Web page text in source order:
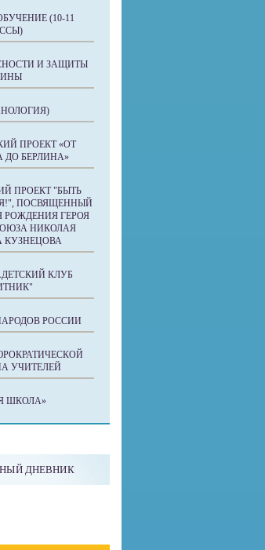
(10-11
И ЗАЩИТЫ
ПРОЕКТ «ОТ
ДО БЕРЛИНА»
ПРОЕКТ "БЫТЬ
ПОСВЯЩЕННЫЙ
РОЖДЕНИЯ ГЕРОЯ
НИКОЛАЯ
КУЗНЕЦОВА
КЛУБ
РОССИИ
УЧИТЕЛЕЙ
ШКОЛА»
ДНЕВНИК